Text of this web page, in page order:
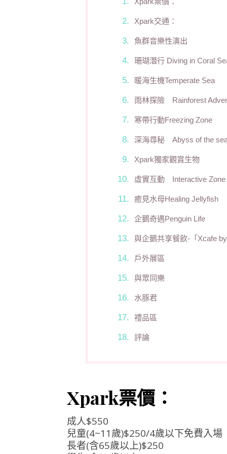
Xpark交通：
魚群音樂性演出
珊瑚潛行 Diving in Coral
暖海生機Temperate Sea
雨林探險 Rainforest
寒帶行動Freezing Zone
深海尋秘 Abyss of the
Xpark獨家觀賞生物
虛實互動 Interactive Zone
癒見水母Healing Jellyfish
企鵝奇遇Penguin Life
與企鵝共享餐飲-「Xcafe by
戶外展區
與眾同樂
水豚君
禮品區
評論
Xpark票價：
成人$550
兒童(4~11歲)$250/4歲以下免費入場
長者(含65歲以上)$250